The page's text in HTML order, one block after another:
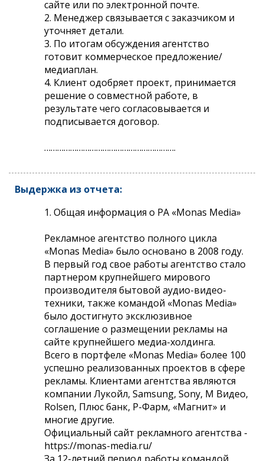
сайте или по электронной почте.
2. Менеджер связывается с заказчиком и
уточняет детали.
3. По итогам обсуждения агентство
готовит коммерческое предложение/
медиаплан.
4. Клиент одобряет проект, принимается
решение о совместной работе, в
результате чего согласовывается и
подписывается договор.
…………………………………………………….
Выдержка из отчета:
1. Общая информация о РА «Monas Media»
Рекламное агентство полного цикла
«Monas Media» было основано в 2008 году.
В первый год свое работы агентство стало
партнером крупнейшего мирового
производителя бытовой аудио-видео-
техники, также командой «Monas Media»
было достигнуто эксклюзивное
соглашение о размещении рекламы на
сайте крупнейшего медиа-холдинга.
Всего в портфеле «Monas Media» более 100
успешно реализованных проектов в сфере
рекламы. Клиентами агентства являются
компании Лукойл, Samsung, Sony, М Видео,
Rolsen, Плюс банк, Р-Фарм, «Магнит» и
многие другие.
Официальный сайт рекламного агентства -
https://monas-media.ru/